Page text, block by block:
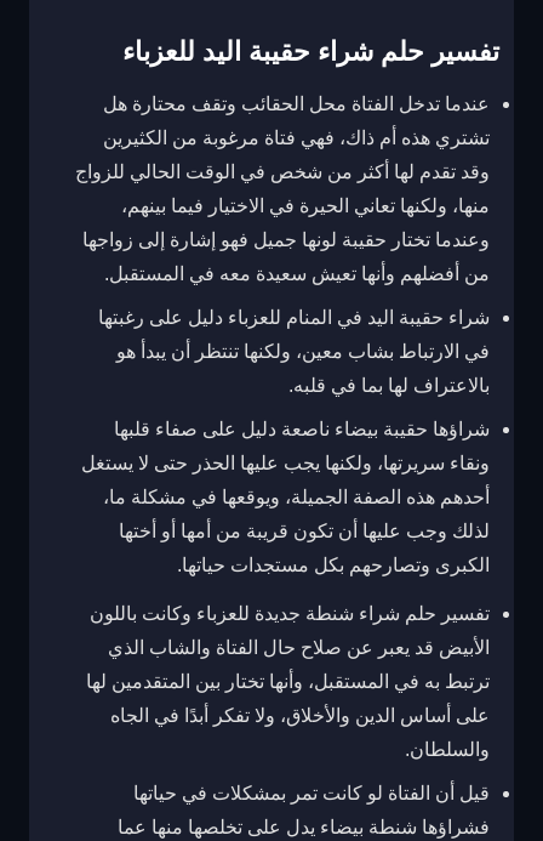
تفسير حلم شراء حقيبة اليد للعزباء
عندما تدخل الفتاة محل الحقائب وتقف محتارة هل
تشتري هذه أم ذاك، فهي فتاة مرغوبة من الكثيرين
وقد تقدم لها أكثر من شخص في الوقت الحالي للزواج
منها، ولكنها تعاني الحيرة في الاختيار فيما بينهم،
وعندما تختار حقيبة لونها جميل فهو إشارة إلى زواجها
من أفضلهم وأنها تعيش سعيدة معه في المستقبل.
شراء حقيبة اليد في المنام للعزباء دليل على رغبتها
في الارتباط بشاب معين، ولكنها تنتظر أن يبدأ هو
بالاعتراف لها بما في قلبه.
شراؤها حقيبة بيضاء ناصعة دليل على صفاء قلبها
ونقاء سريرتها، ولكنها يجب عليها الحذر حتى لا يستغل
أحدهم هذه الصفة الجميلة، ويوقعها في مشكلة ما،
لذلك وجب عليها أن تكون قريبة من أمها أو أختها
الكبرى وتصارحهم بكل مستجدات حياتها.
تفسير حلم شراء شنطة جديدة للعزباء وكانت باللون
الأبيض قد يعبر عن صلاح حال الفتاة والشاب الذي
ترتبط به في المستقبل، وأنها تختار بين المتقدمين لها
على أساس الدين والأخلاق، ولا تفكر أبدًا في الجاه
والسلطان.
قيل أن الفتاة لو كانت تمر بمشكلات في حياتها
فشراؤها شنطة بيضاء يدل على تخلصها منها عما